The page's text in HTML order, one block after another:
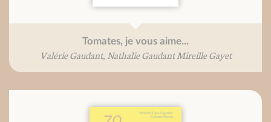
Tomates, je vous aime...
Valérie Gaudant, Nathalie Gaudant Mireille Gayet